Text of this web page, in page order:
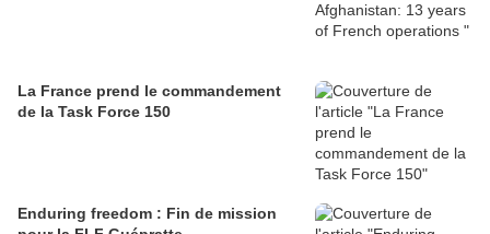
La France prend le commandement
de la Task Force 150
Enduring freedom : Fin de mission